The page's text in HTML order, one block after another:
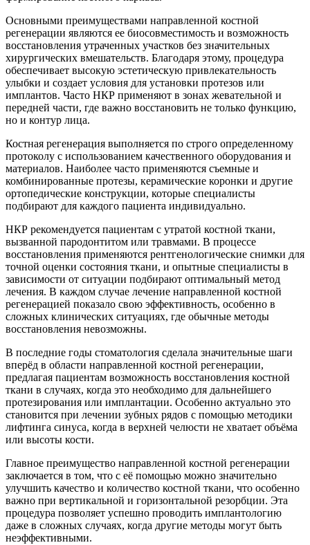
Основными преимуществами направленной костной
регенерации являются ее биосовместимость и возможность
восстановления утраченных участков без значительных
хирургических вмешательств. Благодаря этому, процедура
обеспечивает высокую эстетическую привлекательность
улыбки и создает условия для установки протезов или
имплантов. Часто НКР применяют в зонах жевательной и
передней части, где важно восстановить не только функцию,
но и контур лица.
Костная регенерация выполняется по строго определенному
протоколу с использованием качественного оборудования и
материалов. Наиболее часто применяются съемные и
комбинированные протезы, керамические коронки и другие
ортопедические конструкции, которые специалисты
подбирают для каждого пациента индивидуально.
НКР рекомендуется пациентам с утратой костной ткани,
вызванной пародонтитом или травмами. В процессе
восстановления применяются рентгенологические снимки для
точной оценки состояния ткани, и опытные специалисты в
зависимости от ситуации подбирают оптимальный метод
лечения. В каждом случае лечение направленной костной
регенерацией показало свою эффективность, особенно в
сложных клинических ситуациях, где обычные методы
восстановления невозможны.
В последние годы стоматология сделала значительные шаги
вперёд в области направленной костной регенерации,
предлагая пациентам возможность восстановления костной
ткани в случаях, когда это необходимо для дальнейшего
протезирования или имплантации. Особенно актуально это
становится при лечении зубных рядов с помощью методики
лифтинга синуса, когда в верхней челюсти не хватает объёма
или высоты кости.
Главное преимущество направленной костной регенерации
заключается в том, что с её помощью можно значительно
улучшить качество и количество костной ткани, что особенно
важно при вертикальной и горизонтальной резорбции. Эта
процедура позволяет успешно проводить имплантологию
даже в сложных случаях, когда другие методы могут быть
неэффективными.